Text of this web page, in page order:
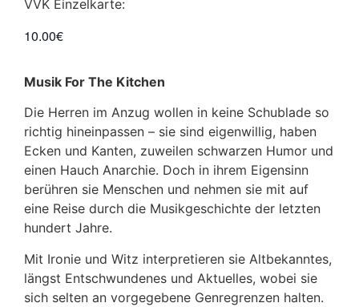
VVK Einzelkarte:
10.00€
Musik For The Kitchen
Die Herren im Anzug wollen in keine Schublade so
richtig hineinpassen – sie sind eigenwillig, haben
Ecken und Kanten, zuweilen schwarzen Humor und
einen Hauch Anarchie. Doch in ihrem Eigensinn
berühren sie Menschen und nehmen sie mit auf
eine Reise durch die Musikgeschichte der letzten
hundert Jahre.
Mit Ironie und Witz interpretieren sie Altbekanntes,
längst Entschwundenes und Aktuelles, wobei sie
sich selten an vorgegebene Genregrenzen halten.